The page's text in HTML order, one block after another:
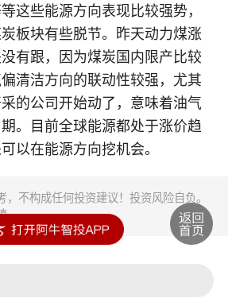
这些能源方向表现比较强势，
板块有些脱节。昨天动力煤涨
有跟，因为煤炭国内限产比较
清洁方向的联动性较强，尤其
的公司开始动了，意味着油气
。目前全球能源都处于涨价趋
以在能源方向挖机会。
不构成任何投资建议！投资风险自负。
。